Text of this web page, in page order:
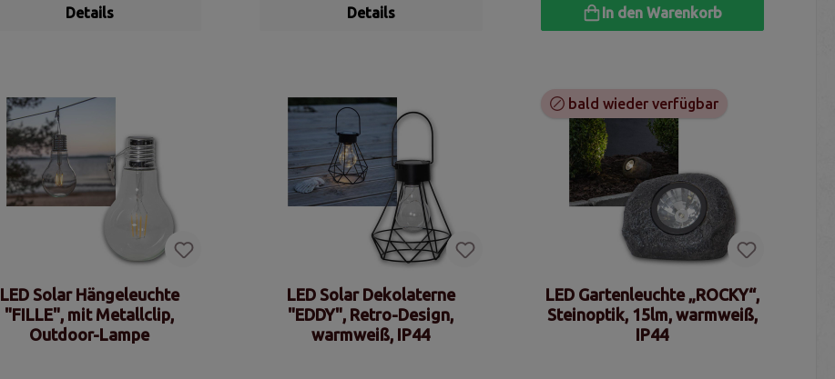
Details Details In den Warenkorb
LED Solar Hängeleuchte
"FILLE", mit Metallclip,
Outdoor-Lampe
LED Solar Dekolaterne
"EDDY", Retro-Design,
warmweiß, IP44
bald wieder verfügbar
LED Gartenleuchte „ROCKY“,
Steinoptik, 15lm, warmweiß,
IP44